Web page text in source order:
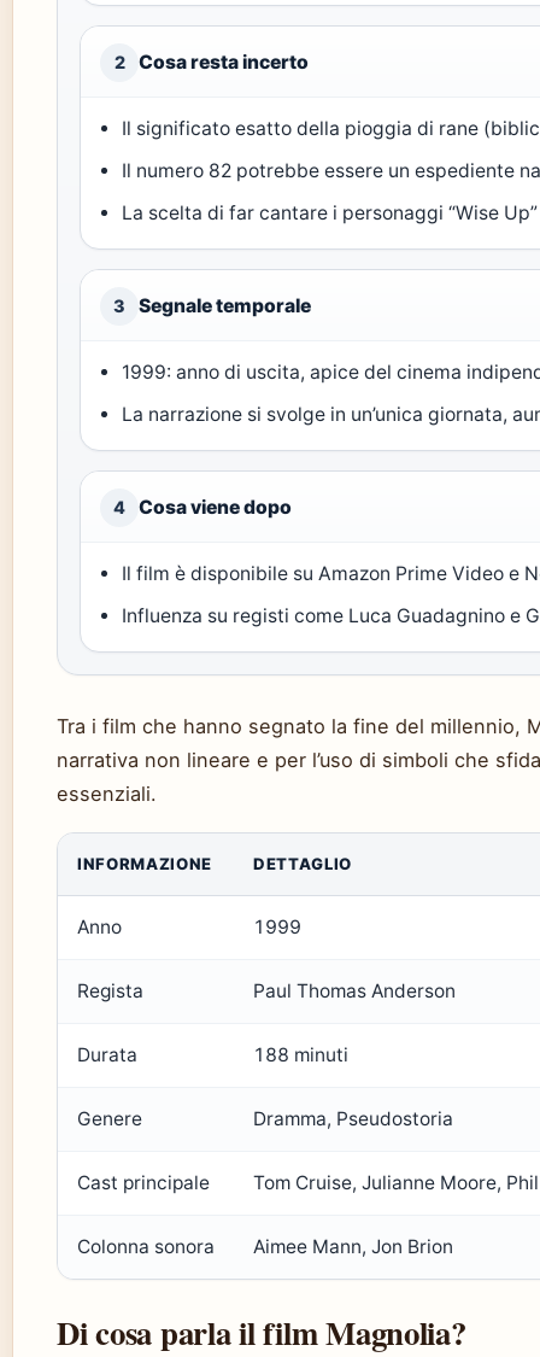
2 Cosa resta incerto
Il significato esatto della pioggia di rane
Il numero 82 potrebbe essere un espediente
La scelta di far cantare i personaggi “Wise
3 Segnale temporale
1999: anno di uscita, apice del cinema
La narrazione si svolge in un’unica giornata,
4 Cosa viene dopo
Il film è disponibile su Amazon Prime Video e
Influenza su registi come Luca Guadagnino e
Tra i film che hanno segnato la fine del millennio,
narrativa non lineare e per l’uso di simboli che
essenziali.
INFORMAZIONE DETTAGLIO
Anno 1999
Regista Paul Thomas Anderson
Durata 188 minuti
Genere Dramma, Pseudostoria
Cast principale Tom Cruise, Julianne Moore,
Colonna sonora Aimee Mann, Jon Brion
Di cosa parla il film Magnolia?